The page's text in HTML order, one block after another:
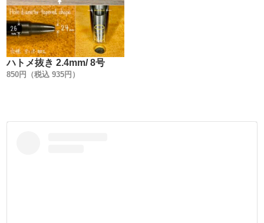
革には鞣(なめし)に使用する、タンニンや硫酸クロムの薬
液がわずかながら残留しています。
その為、残留物質・革が発するアンモニアガス・湿気・温
度・時間経過によって、金具の金属変化(疲労・腐食)を誘
発させます。
あまり知られていませんが、金具は革の為だけに製造して
のほんのごく僅かです。
ハトメ抜き 2.4mm/ 8号
850円（税込 935円）